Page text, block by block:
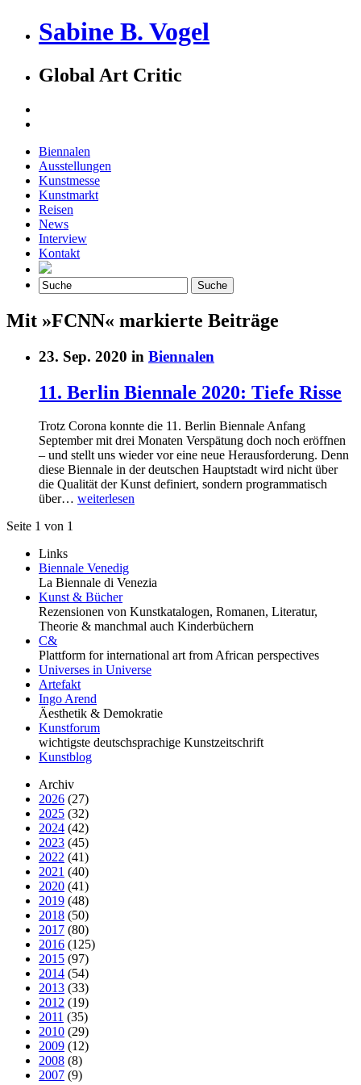
Sabine B. Vogel
Global Art Critic
Biennalen
Ausstellungen
Kunstmesse
Kunstmarkt
Reisen
News
Interview
Kontakt
Mit »FCNN« markierte Beiträge
23. Sep. 2020 in Biennalen
11. Berlin Biennale 2020: Tiefe Risse
Trotz Corona konnte die 11. Berlin Biennale Anfang
September mit drei Monaten Verspätung doch noch eröffnen
– und stellt uns wieder vor eine neue Herausforderung. Denn
diese Biennale in der deutschen Hauptstadt wird nicht über
die Qualität der Kunst definiert, sondern programmatisch
über… weiterlesen
Seite 1 von 1
Links
Biennale Venedig
La Biennale di Venezia
Kunst & Bücher
Rezensionen von Kunstkatalogen, Romanen, Literatur,
Theorie & manchmal auch Kinderbüchern
C&
Plattform for international art from African perspectives
Universes in Universe
Artefakt
Ingo Arend
Äesthetik & Demokratie
Kunstforum
wichtigste deutschsprachige Kunstzeitschrift
Kunstblog
Archiv
2026 (27)
2025 (32)
2024 (42)
2023 (45)
2022 (41)
2021 (40)
2020 (41)
2019 (48)
2018 (50)
2017 (80)
2016 (125)
2015 (97)
2014 (54)
2013 (33)
2012 (19)
2011 (35)
2010 (29)
2009 (12)
2008 (8)
2007 (9)